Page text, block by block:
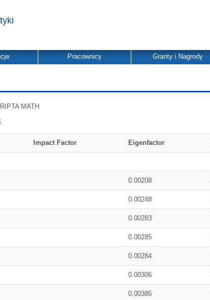
Pracownicy Granty i Nagrody
MATH
Impact Factor Eigenfactor
0.00208
0.00248
0.00283
0.00285
0.00284
0.00306
0.00385